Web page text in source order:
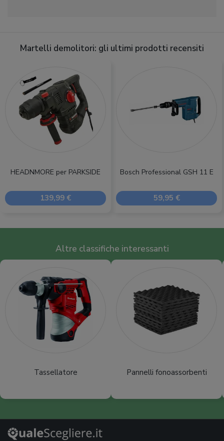
Martelli demolitori: gli ultimi prodotti recensiti
HEADNMORE per PARKSIDE
139,99 €
Bosch Professional GSH 11 E
59,95 €
Altre classifiche interessanti
Tassellatore Pannelli fonoassorbenti